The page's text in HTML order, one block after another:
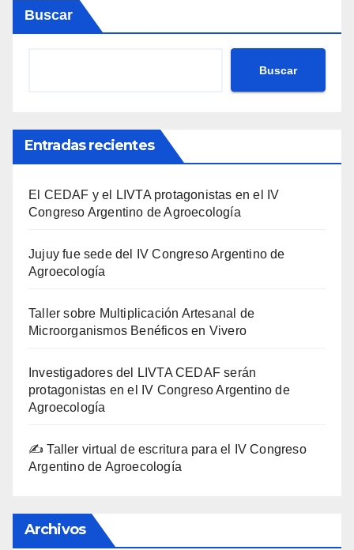
Buscar
Buscar
Entradas recientes
El CEDAF y el LIVTA protagonistas en el IV
Congreso Argentino de Agroecología
Jujuy fue sede del IV Congreso Argentino de
Agroecología
Taller sobre Multiplicación Artesanal de
Microorganismos Benéficos en Vivero
Investigadores del LIVTA CEDAF serán
protagonistas en el IV Congreso Argentino de
Agroecología
✍️ Taller virtual de escritura para el IV Congreso
Argentino de Agroecología
Archivos